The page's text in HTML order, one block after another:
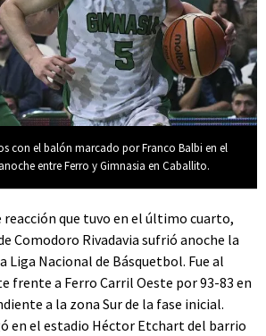
con el balón marcado por Franco Balbi en el
entre Ferro y Gimnasia en Caballito.
reacción que tuvo en el último cuarto,
Comodoro Rivadavia sufrió anoche la
Liga Nacional de Básquetbol. Fue al
frente a Ferro Carril Oeste por 93-83 en
a la zona Sur de la fase inicial.
en el estadio Héctor Etchart del barrio